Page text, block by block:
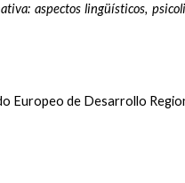
aspectos lingüísticos,
Europeo de Desarrollo